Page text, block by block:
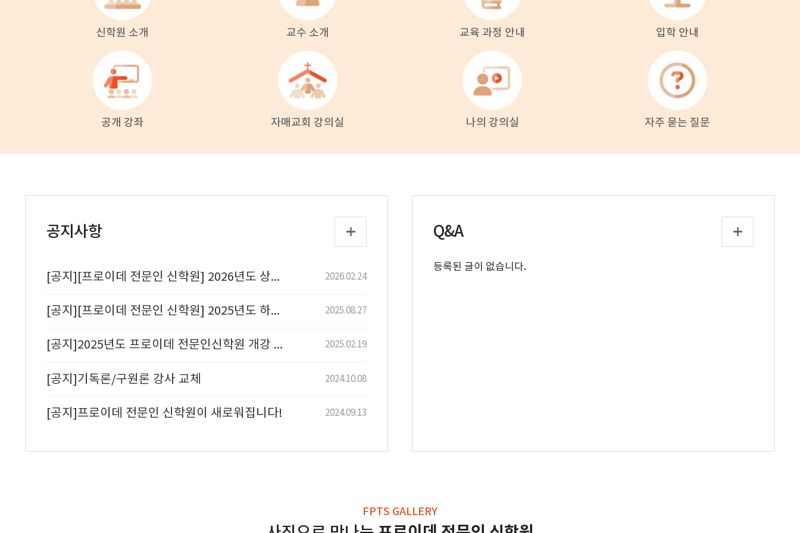
신학원 소개 교수 소개 교육 과정 안내 입학 안내
공개 강좌 자매교회 강의실 나의 강의실 자주 묻는 질문
공지사항
[공지][프로이데 전문인 신학원] 2026년도 상반기 신입생 모집 2026.02.24
[공지][프로이데 전문인 신학원] 2025년도 하반기 신입생 모집 2025.08.27
[공지]2025년도 프로이데 전문인신학원 개강 및 신입생 모집 2025.02.19
[공지]기독론/구원론 강사 교체 2024.10.08
[공지]프로이데 전문인 신학원이 새로워집니다! 2024.09.13
Q&A
등록된 글이 없습니다.
FPTS GALLERY